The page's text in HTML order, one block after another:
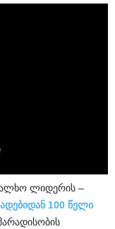
ლიდერის –
100 წელი